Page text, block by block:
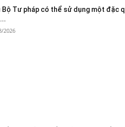
Bộ Tư pháp có thể sử dụng một đặc
2026